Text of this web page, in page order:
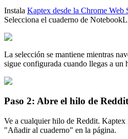
Instala Kaptex desde la Chrome Web
Selecciona el cuaderno de
La selección se mantiene mientras
sigue configurada cuando llegas a un
Paso 2: Abre el hilo de
Ve a cualquier hilo de Reddit.
"Añadir al cuaderno" en la página.